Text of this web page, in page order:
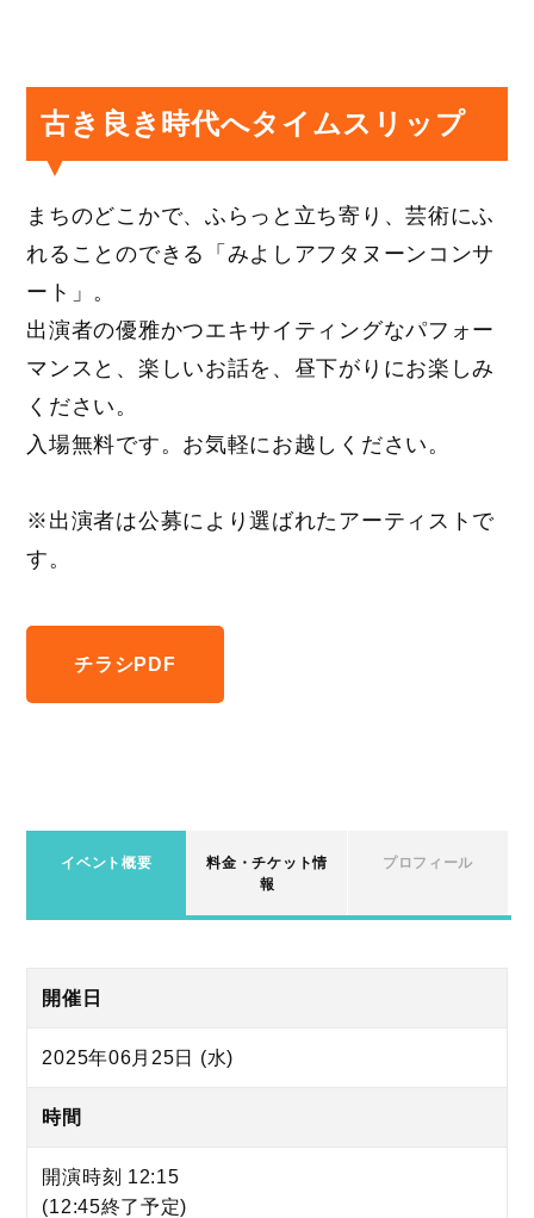
古き良き時代へタイムスリップ
まちのどこかで、ふらっと立ち寄り、芸術にふ
れることのできる「みよしアフタヌーンコンサ
ート」。
出演者の優雅かつエキサイティングなパフォー
マンスと、楽しいお話を、昼下がりにお楽しみ
ください。
入場無料です。お気軽にお越しください。
※出演者は公募により選ばれたアーティストで
す。
チラシPDF
イベント概要
料金・チケット情
報
プロフィール
開催日
2025年06月25日 (水)
時間
開演時刻 12:15
(12:45終了予定)